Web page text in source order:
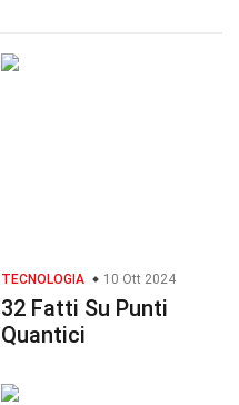
TECNOLOGIA 10 Ott 2024
32 Fatti Su Punti
Quantici